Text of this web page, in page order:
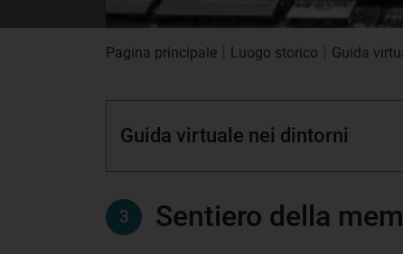
Pagina principale Luogo storico Guida
Guida virtuale nei dintorni
3 Sentiero della